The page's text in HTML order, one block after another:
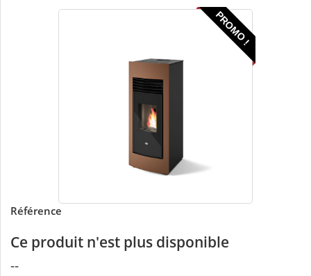
PROMO !
Référence
Ce produit n'est plus disponible
--